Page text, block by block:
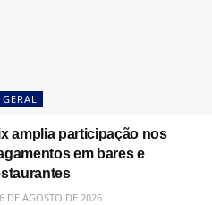
GERAL
amplia participação nos
em bares e
DE AGOSTO DE 2026